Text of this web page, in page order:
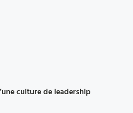
culture de leadership